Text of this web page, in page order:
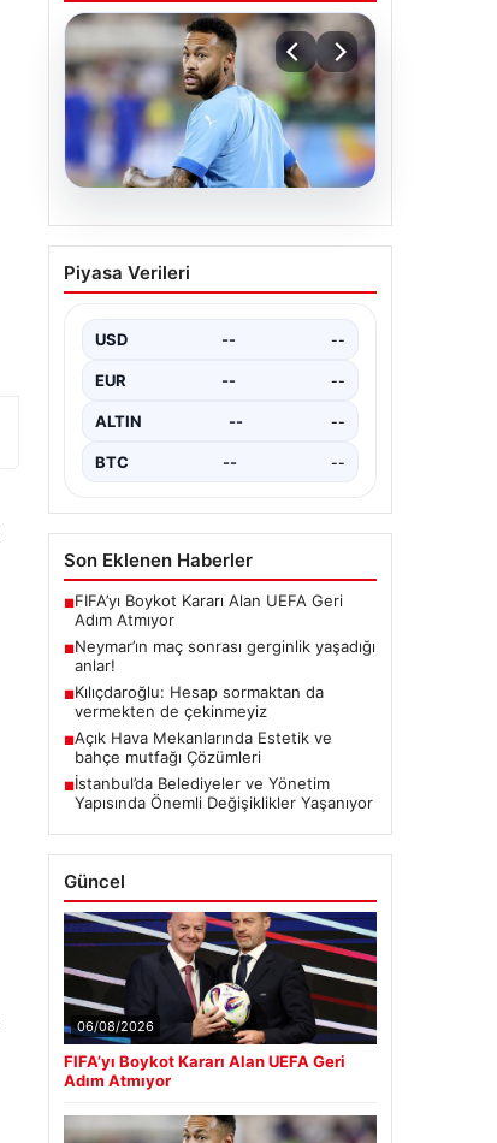
05.08.2026
Neymar’ın maç sonrası
gerginlik yaşadığı anlar!
Piyasa Verileri
USD -- --
EUR -- --
ALTIN -- --
BTC -- --
Son Eklenen Haberler
■FIFA’yı Boykot Kararı Alan UEFA Geri
Adım Atmıyor
■Neymar’ın maç sonrası gerginlik yaşadığı
anlar!
■Kılıçdaroğlu: Hesap sormaktan da
vermekten de çekinmeyiz
■Açık Hava Mekanlarında Estetik ve
bahçe mutfağı Çözümleri
■İstanbul’da Belediyeler ve Yönetim
Yapısında Önemli Değişiklikler Yaşanıyor
Güncel
06/08/2026
FIFA’yı Boykot Kararı Alan UEFA Geri
Adım Atmıyor